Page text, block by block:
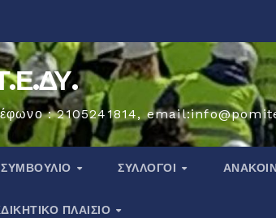
: 2105241814,
ΣΎΛΛΟΓΟΙ
ΠΛΑΙΣΙΟ